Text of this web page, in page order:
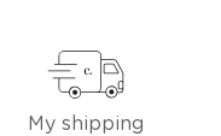
My shipping